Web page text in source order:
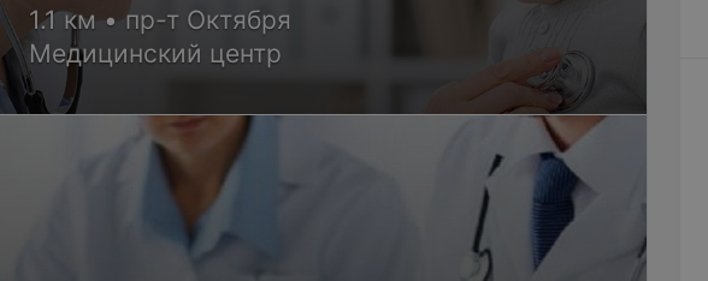
1.1 км • пр-т Октября
Медицинский центр